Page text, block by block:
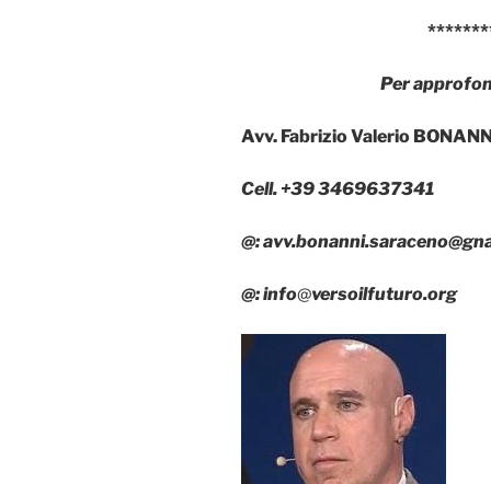
Per
Avv. Fabrizio Valerio
Cell. +39 3469637341
@:
@:info@versoilfuturo.org